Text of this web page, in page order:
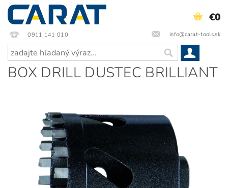
0911 141 010 info@carat-tools.sk
€0
BOX DRILL DUSTEC BRILLIANT